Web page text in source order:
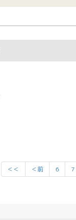
＜＜ ＜前 6 7